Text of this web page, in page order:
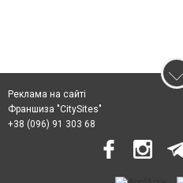
Реклама на сайті
Франшиза "CitySites"
+38 (096) 91 303 68